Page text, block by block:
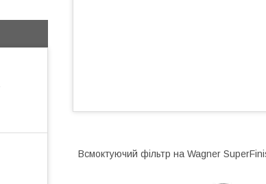
Всмоктуючий фільтр на Wagner